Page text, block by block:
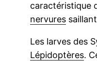
caractéristique
nervures
Les larves des
Lépidoptères.